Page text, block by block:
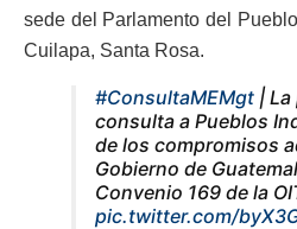
sede del Parlamento del
Cuilapa, Santa Rosa.
#ConsultaMEMgt |
consulta a Pueblos
de los compromisos
Gobierno de
Convenio 169 de la
pic.twitter.com/